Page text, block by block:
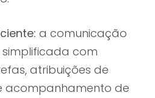
a comunicação
com
atribuições de
acompanhamento de